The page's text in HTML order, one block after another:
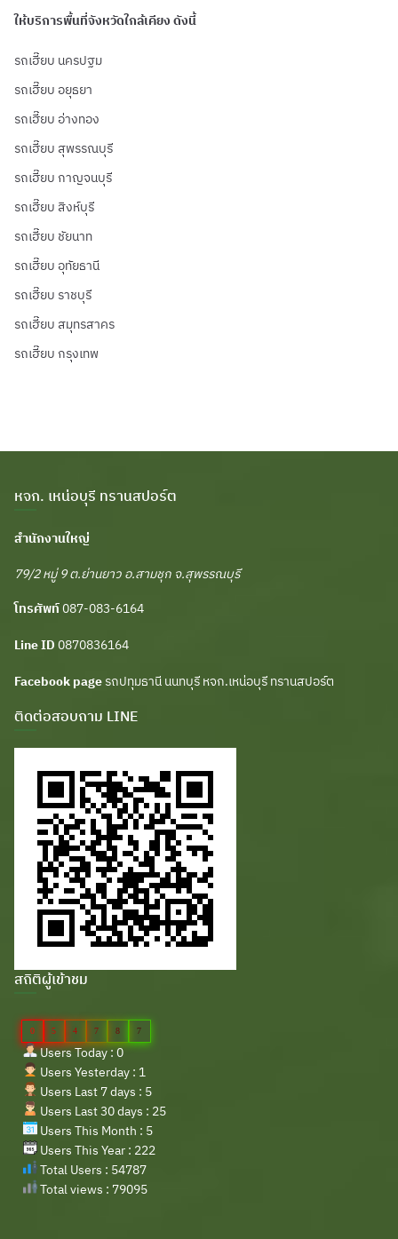
ให้บริการพื้นที่จังหวัดใกล้เคียง ดังนี้
รถเฮี๊ยบ นครปฐม
รถเฮี๊ยบ อยุธยา
รถเฮี๊ยบ อ่างทอง
รถเฮี๊ยบ สุพรรณบุรี
รถเฮี๊ยบ กาญจนบุรี
รถเฮี๊ยบ สิงห์บุรี
รถเฮี๊ยบ ชัยนาท
รถเฮี๊ยบ อุทัยธานี
รถเฮี๊ยบ ราชบุรี
รถเฮี๊ยบ สมุทรสาคร
รถเฮี๊ยบ กรุงเทพ
หจก. เหน่อบุรี ทรานสปอร์ต
สำนักงานใหญ่
79/2 หมู่ 9 ต.ย่านยาว อ.สามชุก จ.สุพรรณบุรี
โทรศัพท์087-083-6164
Line ID 0870836164
Facebook page รถปทุมธานี นนทบุรี หจก.เหน่อบุรี ทรานสปอร์ต
ติดต่อสอบถาม LINE
สถิติผู้เข้าชม
0 5 4 7 8 7
Users Today : 0
Users Yesterday : 1
Users Last 7 days : 5
Users Last 30 days : 25
Users This Month : 5
Users This Year : 222
Total Users : 54787
Total views : 79095